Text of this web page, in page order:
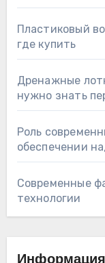
Пластиковый
где купить
Дренажные
нужно знать
Роль
обеспечении
Современные
технологии